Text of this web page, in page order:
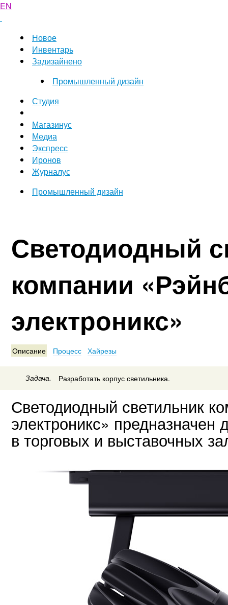
EN
Новое
Инвентарь
Задизайнено
Промышленный дизайн
Студия
Магазинус
Медиа
Экспресс
Иронов
Журналус
Промышленный дизайн
Светодиодный
компании
электроникс»
Описание Процесс Хайрезы
Задача. Разработать корпус светильника.
Светодиодный светильник
электроникс» предназначен
в торговых и выставочных